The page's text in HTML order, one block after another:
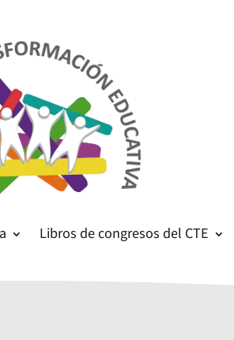
Libros de congresos del CTE